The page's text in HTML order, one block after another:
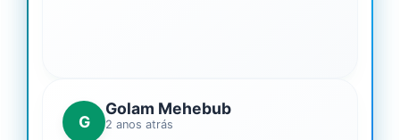
G
Golam Mehebub
2 anos atrás